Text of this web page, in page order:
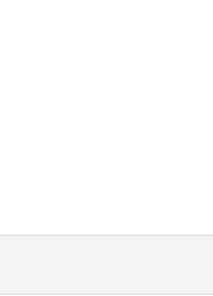
、パルミチン酸
ビルグルコシ
キシル３−グリセ
Ｎａ、グリセリ
コルビル、アス
め）。
パルミチン酸ア
ツヤ、肌引き締